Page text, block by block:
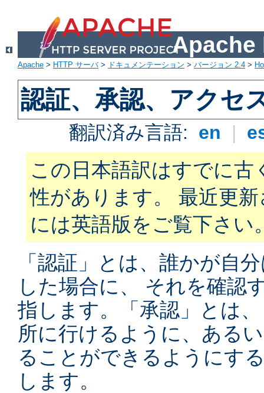
Apache
Apache > HTTP サーバ> ドキュメンテーション > バージョン 2.4 >
認証、承認、アクセ
翻訳済み言語: en |
この日本語訳はすでに古
性があります。 最近更
には英語版をご覧下さい
「認証」とは、誰かが自
した場合に、 それを確認
指します。「承認」とは
所に行けるように、ある
ることができるようにす
します。